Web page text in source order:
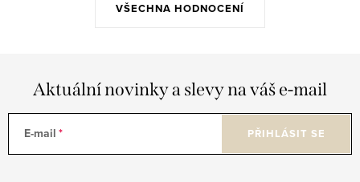
VŠECHNA HODNOCENÍ
Aktuální novinky a slevy na váš e-mail
E-mail PŘIHLÁSIT SE